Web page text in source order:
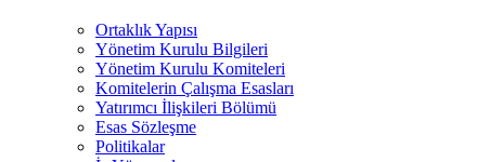
Ortaklık Yapısı
Yönetim Kurulu Bilgileri
Yönetim Kurulu Komiteleri
Komitelerin Çalışma Esasları
Yatırımcı İlişkileri Bölümü
Esas Sözleşme
Politikalar